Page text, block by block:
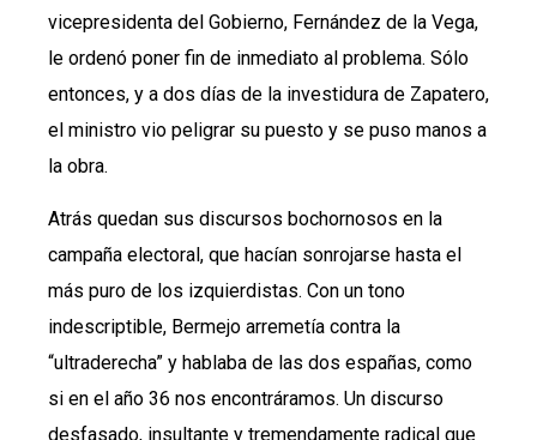
vicepresidenta del Gobierno, Fernández de la Vega,
le ordenó poner fin de inmediato al problema. Sólo
entonces, y a dos días de la investidura de Zapatero,
el ministro vio peligrar su puesto y se puso manos a
la obra.
Atrás quedan sus discursos bochornosos en la
campaña electoral, que hacían sonrojarse hasta el
más puro de los izquierdistas. Con un tono
indescriptible, Bermejo arremetía contra la
“ultraderecha” y hablaba de las dos españas, como
si en el año 36 nos encontráramos. Un discurso
desfasado, insultante y tremendamente radical que